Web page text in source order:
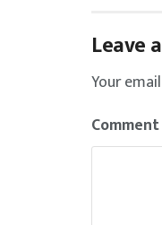
Leave
Your
Comment